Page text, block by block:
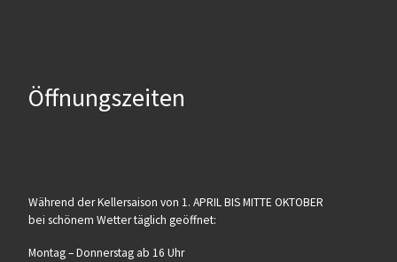
Öffnungszeiten
Wäh­rend der Kel­ler­sai­son von 1. APRIL BIS MITTE OKTOBER
bei schö­nem Wet­ter täg­lich geöffnet:
Mon­tag – Don­ners­tag ab 16 Uhr